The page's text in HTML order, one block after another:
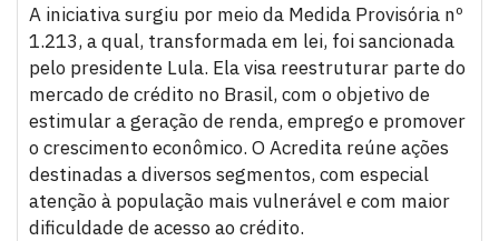
A iniciativa surgiu por meio da Medida Provisória nº
1.213, a qual, transformada em lei, foi sancionada
pelo presidente Lula. Ela visa reestruturar parte do
mercado de crédito no Brasil, com o objetivo de
estimular a geração de renda, emprego e promover
o crescimento econômico. O Acredita reúne ações
destinadas a diversos segmentos, com especial
atenção à população mais vulnerável e com maior
dificuldade de acesso ao crédito.